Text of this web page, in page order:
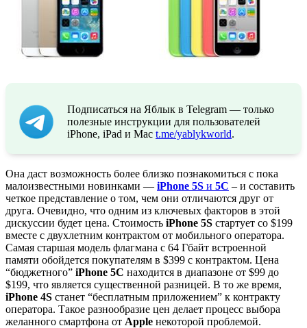
Подписаться на Яблык в Telegram — только
полезные инструкции для пользователей
iPhone, iPad и Mac t.me/yablykworld.
Она даст возможность более близко познакомиться с пока
малоизвестными новинками — iPhone 5S и 5С – и составить
четкое представление о том, чем они отличаются друг от
друга. Очевидно, что одним из ключевых факторов в этой
дискуссии будет цена. Стоимость iPhone 5S стартует со $199
вместе с двухлетним контрактом от мобильного оператора.
Самая старшая модель флагмана с 64 Гбайт встроенной
памяти обойдется покупателям в $399 с контрактом. Цена
“бюджетного” iPhone 5C находится в диапазоне от $99 до
$199, что является существенной разницей. В то же время,
iPhone 4S станет “бесплатным приложением” к контракту
оператора. Такое разнообразие цен делает процесс выбора
желанного смартфона от Apple некоторой проблемой.